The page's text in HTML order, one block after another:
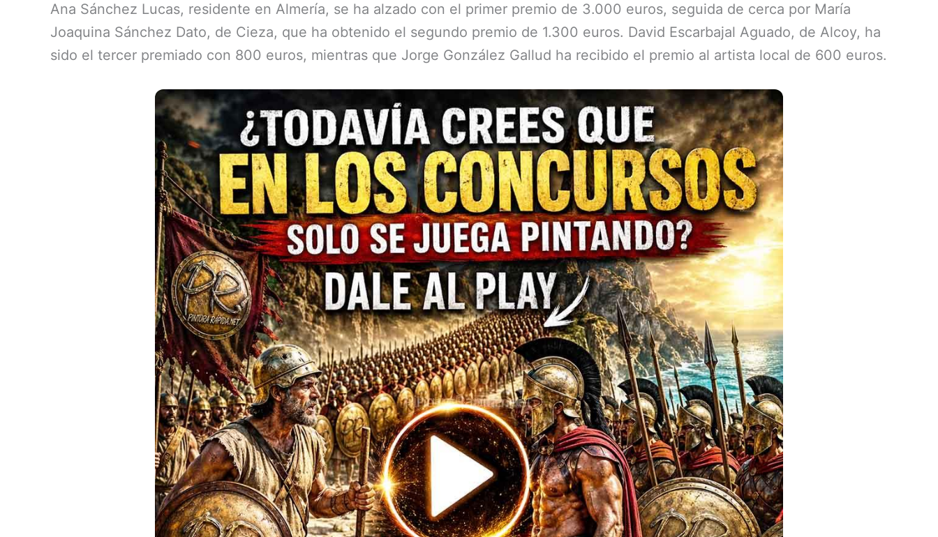
Ana Sánchez Lucas, residente en Almería, se ha alzado con el primer premio de 3.000 euros, seguida de cerca por María
Joaquina Sánchez Dato, de Cieza, que ha obtenido el segundo premio de 1.300 euros. David Escarbajal Aguado, de Alcoy, ha
sido el tercer premiado con 800 euros, mientras que Jorge González Gallud ha recibido el premio al artista local de 600 euros.